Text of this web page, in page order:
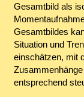
Gesamtbild als
Gesamtbildes
Situation und
einschätzen, mit
entsprechend